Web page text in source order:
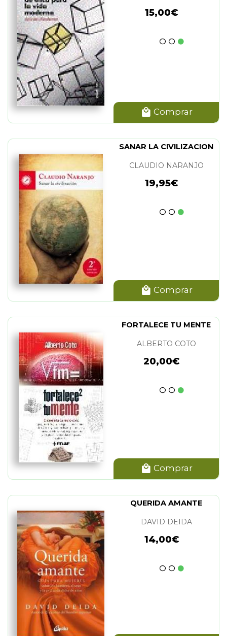
15,00€
Comprar
SANAR LA CIVILIZACION
CLAUDIO NARANJO
19,95€
Comprar
FORTALECE TU MENTE
ALBERTO COTO
20,00€
Comprar
QUERIDA AMANTE
DAVID DEIDA
14,00€